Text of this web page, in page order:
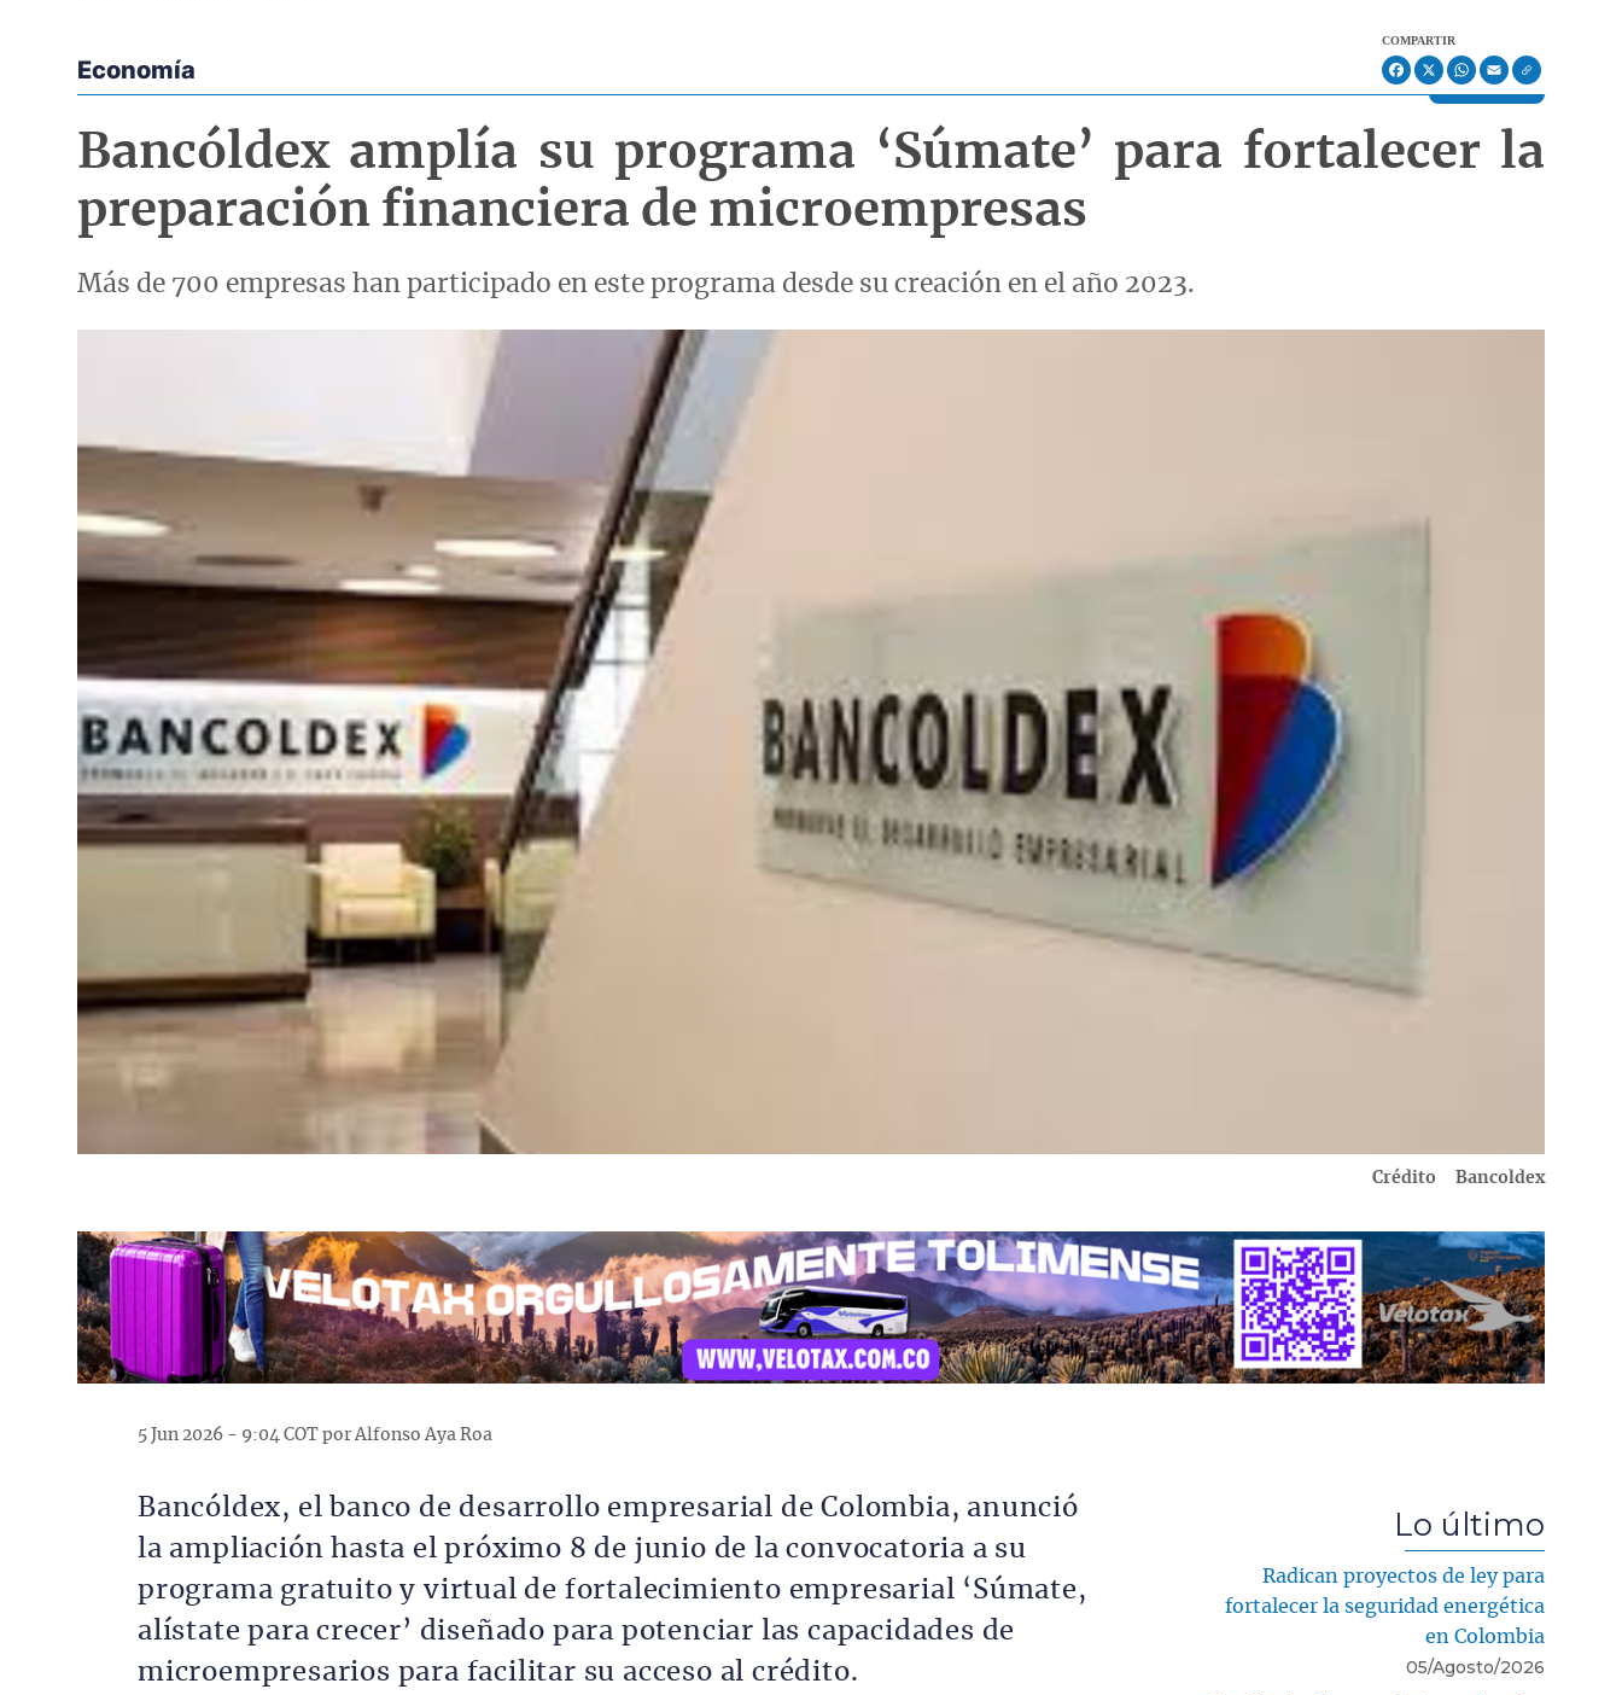
Econoticias y Eventos
Economía
COMPARTIR
Facebook
X WhatsApp
Email
Bancóldex amplía su programa ‘Súmate’ para fortalecer la
preparación financiera de microempresas
Más de 700 empresas han participado en este programa desde su creación en el año 2023.
Crédito Bancoldex
5 Jun 2026 - 9:04 COT por Alfonso Aya Roa
Bancóldex, el banco de desarrollo empresarial de Colombia, anunció
la ampliación hasta el próximo 8 de junio de la convocatoria a su
programa gratuito y virtual de fortalecimiento empresarial ‘Súmate,
alístate para crecer’ diseñado para potenciar las capacidades de
microempresarios para facilitar su acceso al crédito.
Lo último
Radican proyectos de ley para
fortalecer la seguridad energética
en Colombia
05/Agosto/2026